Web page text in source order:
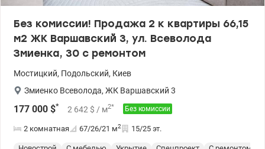
Без комиссии! Продажа 2 к квартиры 66,15
м2 ЖК Варшавский 3, ул. Всеволода
Змиенка, 30 с ремонтом
Мостицкий, Подольский, Киев
Змиенко Всеволода, ЖК Варшавский 3
177 000 $* 2 642 $ / м2* Без комиссии
2 комнатная 67/26/21 м2 15/25 эт.